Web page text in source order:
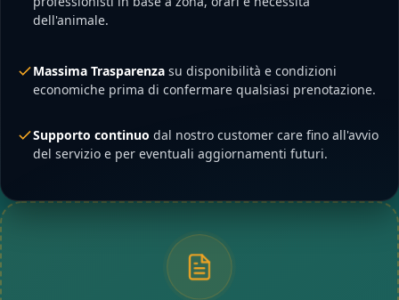
dell'animale.
Massima Trasparenza su disponibilità e condizioni
economiche prima di confermare qualsiasi prenotazione.
Supporto continuo dal nostro customer care fino all'avvio
del servizio e per eventuali aggiornamenti futuri.